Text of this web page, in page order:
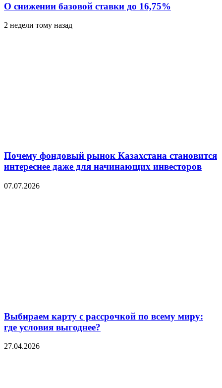
О снижении базовой ставки до 16,75%
2 недели тому назад
Почему фондовый рынок Казахстана становится
интереснее даже для начинающих инвесторов
07.07.2026
Выбираем карту с рассрочкой по всему миру:
где условия выгоднее?
27.04.2026